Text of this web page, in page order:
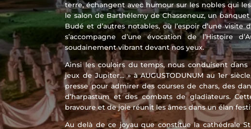
terre, échangent avec humour sur les nobles qui
le salon de Barthélemy de Chasseneuz, un
Budé et d’autres notables, où l’espoir d’une visite
s’accompagne d’une évocation de l’Histoire
soudainement vibrant devant nos yeux.
Ainsi les couloirs du temps, nous conduisent dans
jeux de Jupiter… » à AUGUSTODUNUM au 1er
presse pour admirer des courses de chars, des
d’harpastum et des combats de gladiateurs.
bravoure et de joie réunit les âmes dans un élan
Au delà de ce joyau que constitue la cathédrale St